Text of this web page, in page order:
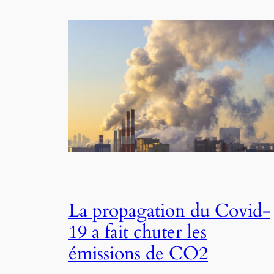
La propagation du Covid-
19 a fait chuter les
émissions de CO2